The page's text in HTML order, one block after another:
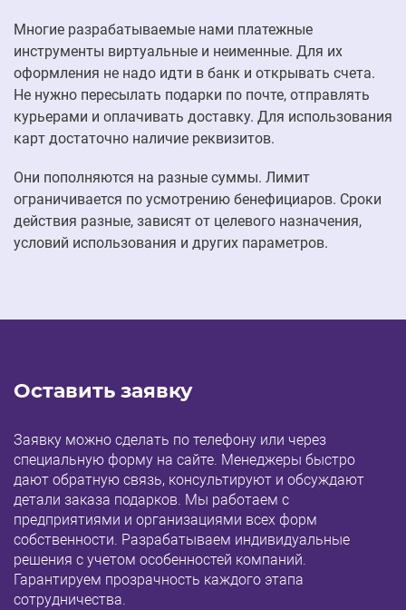
Многие разрабатываемые нами платежные
инструменты виртуальные и неименные. Для их
оформления не надо идти в банк и открывать счета.
Не нужно пересылать подарки по почте, отправлять
курьерами и оплачивать доставку. Для использования
карт достаточно наличие реквизитов.
Они пополняются на разные суммы. Лимит
ограничивается по усмотрению бенефициаров. Сроки
действия разные, зависят от целевого назначения,
условий использования и других параметров.
Оставить заявку
Заявку можно сделать по телефону или через
специальную форму на сайте. Менеджеры быстро
дают обратную связь, консультируют и обсуждают
детали заказа подарков. Мы работаем с
предприятиями и организациями всех форм
собственности. Разрабатываем индивидуальные
решения с учетом особенностей компаний.
Гарантируем прозрачность каждого этапа
сотрудничества.